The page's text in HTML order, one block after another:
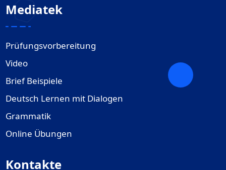
Mediatek
Prüfungsvorbereitung
Video
Brief Beispiele
Deutsch Lernen mit Dialogen
Grammatik
Online Übungen
Kontakte